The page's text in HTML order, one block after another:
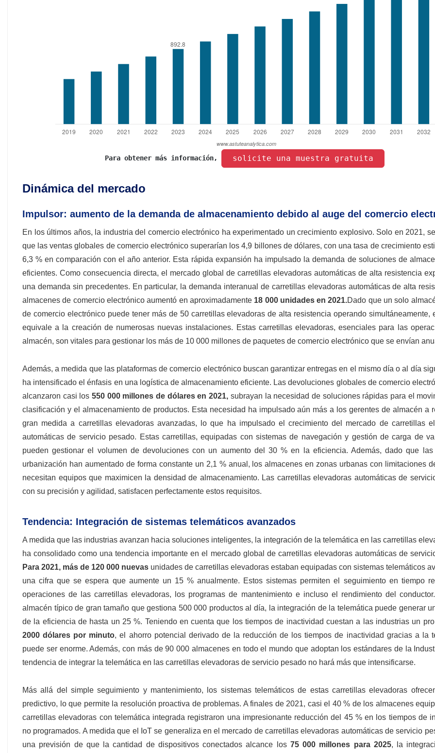
Para obtener más información, solicite una muestra gratuita
Dinámica del mercado
Impulsor: aumento de la demanda de almacenamiento debido al auge del comercio
En los últimos años, la industria del comercio electrónico ha experimentado un crecimiento explosivo. Solo en 2021,
que las ventas globales de comercio electrónico superarían los 4,9 billones de dólares, con una tasa de crecimiento
6,3 % en comparación con el año anterior. Esta rápida expansión ha impulsado la demanda de soluciones de
eficientes. Como consecuencia directa, el mercado global de carretillas elevadoras automáticas de alta resistencia
una demanda sin precedentes. En particular, la demanda interanual de carretillas elevadoras automáticas de alta
almacenes de comercio electrónico aumentó en aproximadamente 18 000 unidades en 2021.Dado que un solo
de comercio electrónico puede tener más de 50 carretillas elevadoras de alta resistencia operando simultáneamente,
equivale a la creación de numerosas nuevas instalaciones. Estas carretillas elevadoras, esenciales para las
almacén, son vitales para gestionar los más de 10 000 millones de paquetes de comercio electrónico que se envían
Además, a medida que las plataformas de comercio electrónico buscan garantizar entregas en el mismo día o al día
ha intensificado el énfasis en una logística de almacenamiento eficiente. Las devoluciones globales de comercio
alcanzaron casi los550 000 millones de dólares en 2021, subrayan la necesidad de soluciones rápidas para el
clasificación y el almacenamiento de productos. Esta necesidad ha impulsado aún más a los gerentes de almacén a
gran medida a carretillas elevadoras avanzadas, lo que ha impulsado el crecimiento del mercado de carretillas
automáticas de servicio pesado. Estas carretillas, equipadas con sistemas de navegación y gestión de carga de
pueden gestionar el volumen de devoluciones con un aumento del 30 % en la eficiencia. Además, dado que
urbanización han aumentado de forma constante un 2,1 % anual, los almacenes en zonas urbanas con limitaciones
necesitan equipos que maximicen la densidad de almacenamiento. Las carretillas elevadoras automáticas de
con su precisión y agilidad, satisfacen perfectamente estos requisitos.
Tendencia: Integración de sistemas telemáticos avanzados
A medida que las industrias avanzan hacia soluciones inteligentes, la integración de la telemática en las carretillas
ha consolidado como una tendencia importante en el mercado global de carretillas elevadoras automáticas de
Para 2021, más de 120 000 nuevas unidades de carretillas elevadoras estaban equipadas con sistemas telemáticos
una cifra que se espera que aumente un 15 % anualmente. Estos sistemas permiten el seguimiento en tiempo
operaciones de las carretillas elevadoras, los programas de mantenimiento e incluso el rendimiento del
almacén típico de gran tamaño que gestiona 500 000 productos al día, la integración de la telemática puede generar
de la eficiencia de hasta un 25 %. Teniendo en cuenta que los tiempos de inactividad cuestan a las industrias un
2000 dólares por minuto, el ahorro potencial derivado de la reducción de los tiempos de inactividad gracias a la
puede ser enorme. Además, con más de 90 000 almacenes en todo el mundo que adoptan los estándares de la
tendencia de integrar la telemática en las carretillas elevadoras de servicio pesado no hará más que intensificarse.
Más allá del simple seguimiento y mantenimiento, los sistemas telemáticos de estas carretillas elevadoras
predictivo, lo que permite la resolución proactiva de problemas. A finales de 2021, casi el 40 % de los almacenes
carretillas elevadoras con telemática integrada registraron una impresionante reducción del 45 % en los tiempos de
no programados. A medida que el IoT se generaliza en el mercado de carretillas elevadoras automáticas de servicio
una previsión de que la cantidad de dispositivos conectados alcance los 75 000 millones para 2025, la